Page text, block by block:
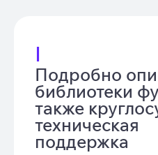
I
Подробно
библиотеки
также
техническая
поддержка